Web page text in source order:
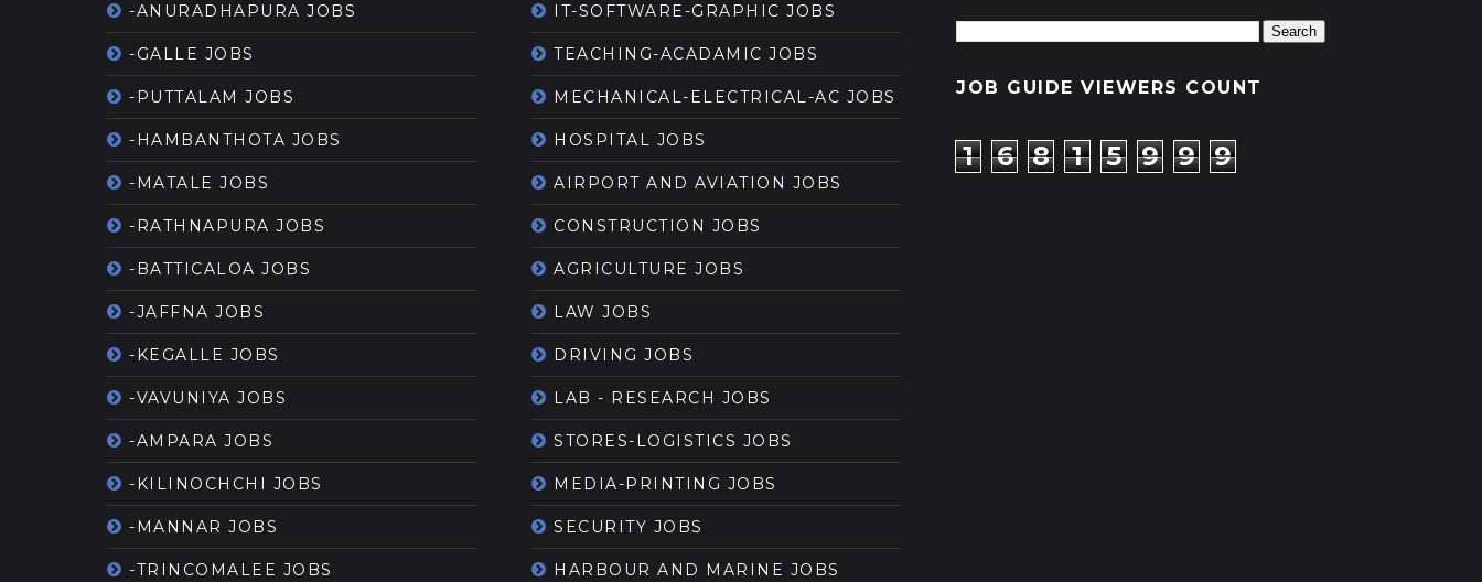
-ANURADHAPURA JOBS
-GALLE JOBS
-PUTTALAM JOBS
-HAMBANTHOTA JOBS
-MATALE JOBS
-RATHNAPURA JOBS
-BATTICALOA JOBS
-JAFFNA JOBS
-KEGALLE JOBS
-VAVUNIYA JOBS
-AMPARA JOBS
-KILINOCHCHI JOBS
-MANNAR JOBS
-TRINCOMALEE JOBS
IT-SOFTWARE-GRAPHIC JOBS
TEACHING-ACADAMIC JOBS
MECHANICAL-ELECTRICAL-AC JOBS
HOSPITAL JOBS
AIRPORT AND AVIATION JOBS
CONSTRUCTION JOBS
AGRICULTURE JOBS
LAW JOBS
DRIVING JOBS
LAB - RESEARCH JOBS
STORES-LOGISTICS JOBS
MEDIA-PRINTING JOBS
SECURITY JOBS
HARBOUR AND MARINE JOBS
JOB GUIDE VIEWERS COUNT
1 6 8 1 5 9 9 9